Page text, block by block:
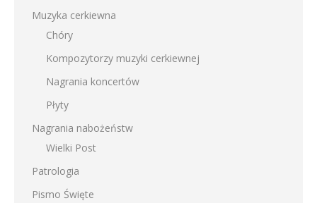
Muzyka cerkiewna
Chóry
Kompozytorzy muzyki cerkiewnej
Nagrania koncertów
Płyty
Nagrania nabożeństw
Wielki Post
Patrologia
Pismo Święte